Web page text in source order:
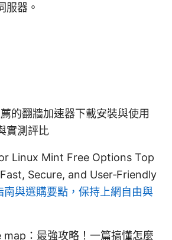
服器。
的翻牆加速器下載安裝與使用
實測評比
Linux Mint Free Options Top
Secure, and User‑Friendly
南與選購要點，保持上網自由與
：最強攻略！一篇搞懂怎麼